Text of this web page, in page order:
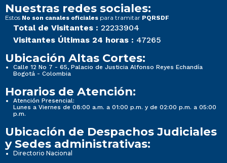
Nuestras redes sociales:
Estos No son canales oficiales para tramitar PQRSDF
Total de Visitantes : 22233904
Visitantes Últimas 24 horas : 47265
Ubicación Altas Cortes:
Calle 12 No 7 - 65, Palacio de Justicia Alfonso Reyes Echandía
Bogotá - Colombia
Horarios de Atención:
Atención Presencial:
Lunes a Viernes de 08:00 a.m. a 01:00 p.m. y de 02:00 p.m. a 05:00
p.m.
Ubicación de Despachos Judiciales
y Sedes administrativas:
Directorio Nacional